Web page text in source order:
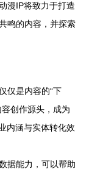
漫IP将致力于打造
鸣的内容，并探索
仅是内容的“下
创作源头，成为
内涵与实体转化效
据能力，可以帮助